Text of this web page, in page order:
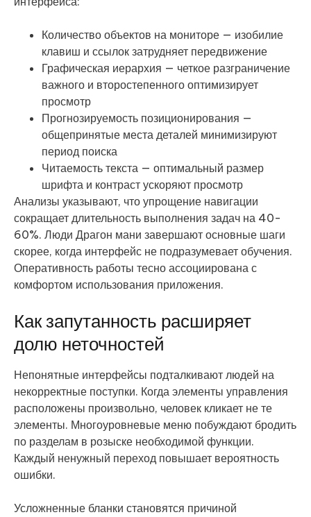
Количество объектов на мониторе — изобилие
клавиш и ссылок затрудняет передвижение
Графическая иерархия — четкое разграничение
важного и второстепенного оптимизирует
просмотр
Прогнозируемость позиционирования —
общепринятые места деталей минимизируют
период поиска
Читаемость текста — оптимальный размер
шрифта и контраст ускоряют просмотр
Анализы указывают, что упрощение навигации
сокращает длительность выполнения задач на 40-
60%. Люди Драгон мани завершают основные шаги
скорее, когда интерфейс не подразумевает обучения.
Оперативность работы тесно ассоциирована с
комфортом использования приложения.
Как запутанность расширяет
долю неточностей
Непонятные интерфейсы подталкивают людей на
некорректные поступки. Когда элементы управления
расположены произвольно, человек кликает не те
элементы. Многоуровневые меню побуждают бродить
по разделам в розыске необходимой функции.
Каждый ненужный переход повышает вероятность
ошибки.
Усложненные бланки становятся причиной